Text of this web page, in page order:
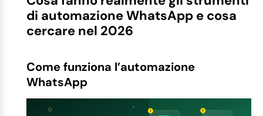
di automazione WhatsApp e cosa
cercare nel 2026
Come funziona l’automazione
WhatsApp